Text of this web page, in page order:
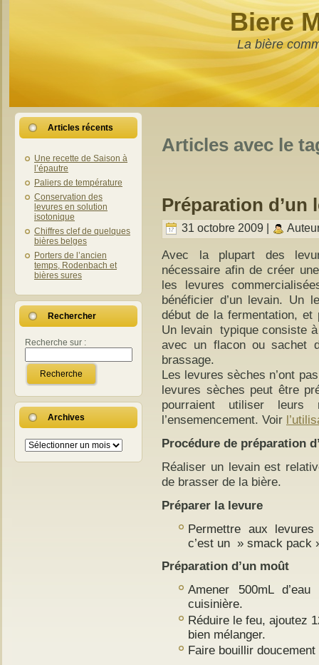
Biere
La bière
Articles récents
Une recette de Saison à
l’épautre
Paliers de température
Conservation des
levures en solution
isotonique
Chiffres clef de quelques
bières belges
Porters de l’ancien
temps, Rodenbach et
bières sures
Rechercher
Recherche sur :
Archives
Archives
Articles avec le
Préparation d’un
31 octobre 2009 |
Avec la plupart des
nécessaire afin de créer
les levures
bénéficier d’un levain. Un
début de la fermentation,
Un levain typique consiste
avec un flacon ou sachet
brassage.
Les levures sèches n’ont
levures sèches peut être
pourraient utiliser leurs
l’ensemencement. Voir
Procédure de préparation
Réaliser un levain est
de brasser de la bière.
Préparer la levure
Permettre aux levures
c’est un » smack pack
Préparation d’un moût
Amener 500mL
cuisinière.
Réduire le feu, ajoutez
bien mélanger.
Faire bouillir